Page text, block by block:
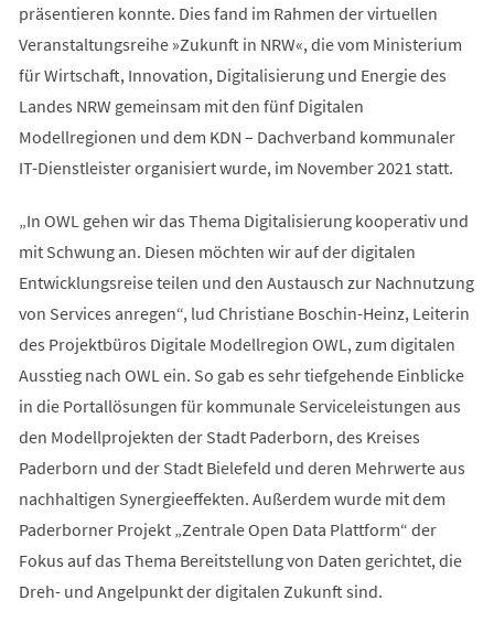
präsentieren konnte. Dies fand im Rahmen der virtuellen
Veranstaltungsreihe »Zukunft in NRW«, die vom Ministerium
für Wirtschaft, Innovation, Digitalisierung und Energie des
Landes NRW gemeinsam mit den fünf Digitalen
Modellregionen und dem KDN – Dachverband kommunaler
IT-Dienstleister organisiert wurde, im November 2021 statt.
„In OWL gehen wir das Thema Digitalisierung kooperativ und
mit Schwung an. Diesen möchten wir auf der digitalen
Entwicklungsreise teilen und den Austausch zur Nachnutzung
von Services anregen“, lud Christiane Boschin-Heinz, Leiterin
des Projektbüros Digitale Modellregion OWL, zum digitalen
Ausstieg nach OWL ein. So gab es sehr tiefgehende Einblicke
in die Portallösungen für kommunale Serviceleistungen aus
den Modellprojekten der Stadt Paderborn, des Kreises
Paderborn und der Stadt Bielefeld und deren Mehrwerte aus
nachhaltigen Synergieeffekten. Außerdem wurde mit dem
Paderborner Projekt „Zentrale Open Data Plattform“ der
Fokus auf das Thema Bereitstellung von Daten gerichtet, die
Dreh- und Angelpunkt der digitalen Zukunft sind.